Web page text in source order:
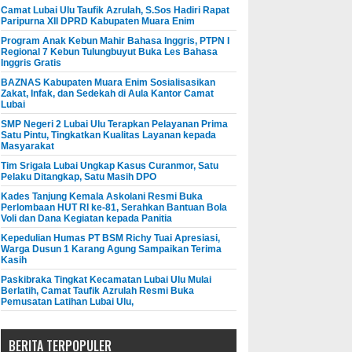
Camat Lubai Ulu Taufik Azrulah, S.Sos Hadiri Rapat
Paripurna XII DPRD Kabupaten Muara Enim
Program Anak Kebun Mahir Bahasa Inggris, PTPN I
Regional 7 Kebun Tulungbuyut Buka Les Bahasa
Inggris Gratis
BAZNAS Kabupaten Muara Enim Sosialisasikan
Zakat, Infak, dan Sedekah di Aula Kantor Camat
Lubai
SMP Negeri 2 Lubai Ulu Terapkan Pelayanan Prima
Satu Pintu, Tingkatkan Kualitas Layanan kepada
Masyarakat
Tim Srigala Lubai Ungkap Kasus Curanmor, Satu
Pelaku Ditangkap, Satu Masih DPO
Kades Tanjung Kemala Askolani Resmi Buka
Perlombaan HUT RI ke-81, Serahkan Bantuan Bola
Voli dan Dana Kegiatan kepada Panitia
Kepedulian Humas PT BSM Richy Tuai Apresiasi,
Warga Dusun 1 Karang Agung Sampaikan Terima
Kasih
Paskibraka Tingkat Kecamatan Lubai Ulu Mulai
Berlatih, Camat Taufik Azrulah Resmi Buka
Pemusatan Latihan Lubai Ulu,
BERITA TERPOPULER